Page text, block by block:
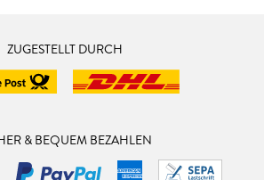
ZUGESTELLT DURCH
& BEQUEM BEZAHLEN